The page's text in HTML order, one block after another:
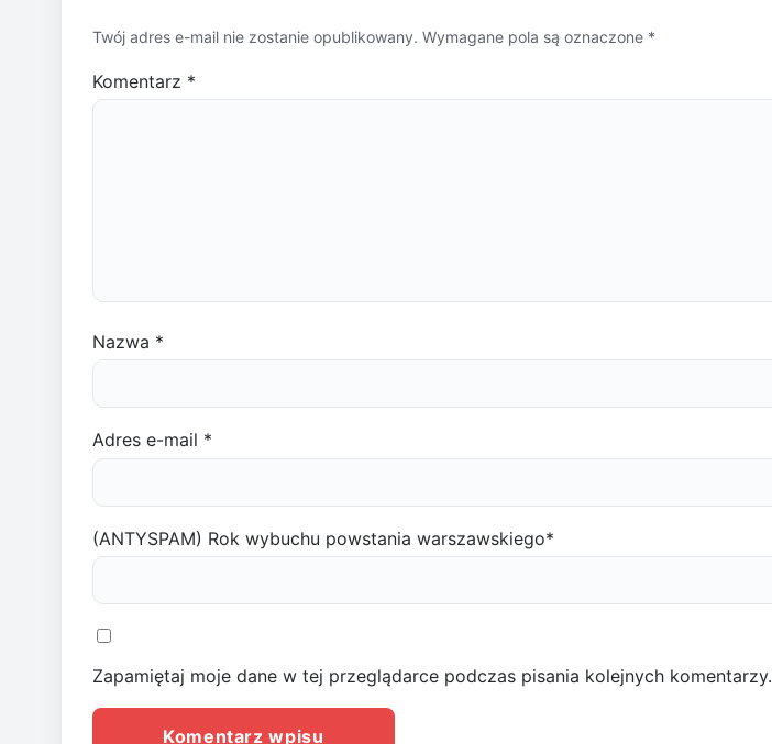
Twój adres e-mail nie zostanie opublikowany. Wymagane pola są oznaczone *
Komentarz *
Nazwa *
Adres e-mail *
(ANTYSPAM) Rok wybuchu powstania warszawskiego*
Zapamiętaj moje dane w tej przeglądarce podczas pisania kolejnych komentarzy.